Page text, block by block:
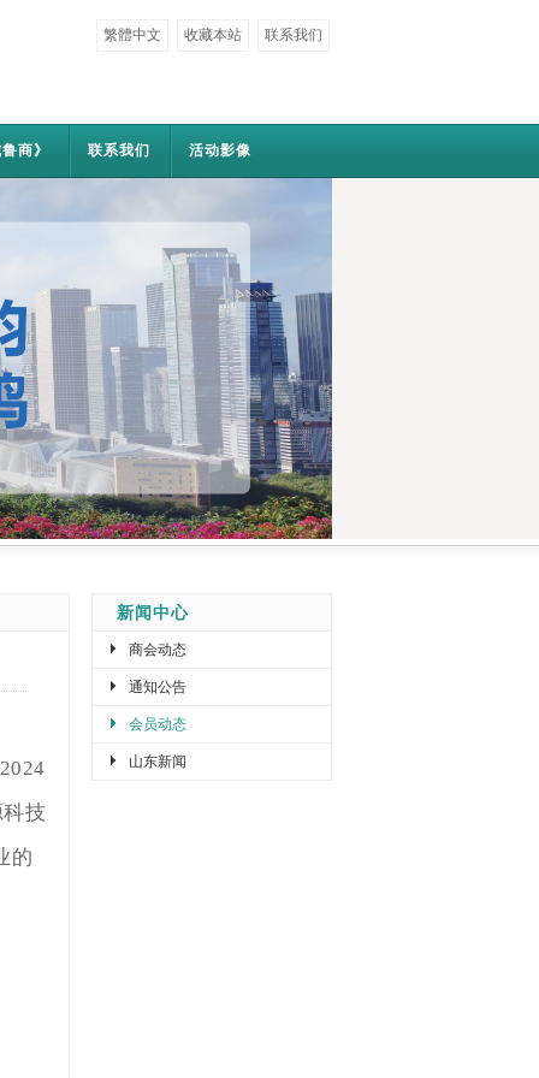
繁體中文 收藏本站 联系我们
商》 联系我们 活动影像
技
的
新闻中心
商会动态
通知公告
会员动态
山东新闻